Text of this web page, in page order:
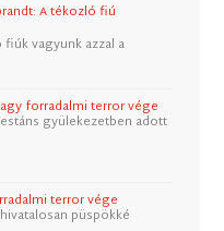
A tékozló fiú
vagyunk azzal a
forradalmi terror vége
gyülekezetben adott
terror vége
püspökké